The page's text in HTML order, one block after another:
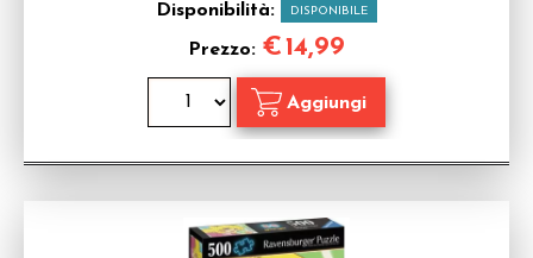
Disponibilità: DISPONIBILE
Prezzo: €14,99